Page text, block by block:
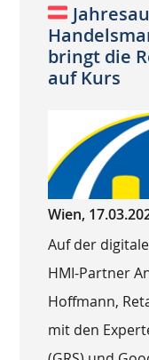
bringt die
auf Kurs
Wien,
Auf der
HMI-Partner
Hoffmann,
mit den